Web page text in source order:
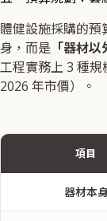
體健設施採購的預
身，而是 「器材
工程實務上 3 種規
2026 年市價）。
項目
器材本